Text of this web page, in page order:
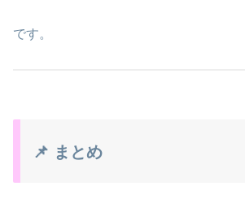
です。
📌 まとめ